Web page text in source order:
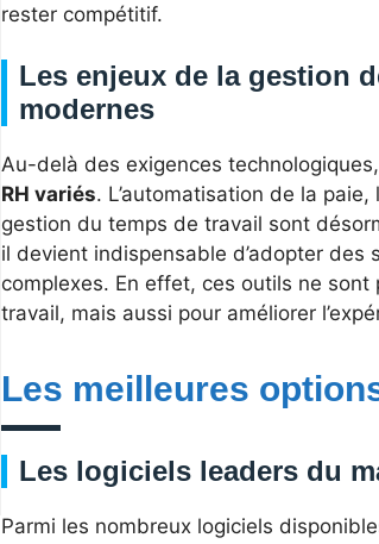
rester compétitif.
Les enjeux de la gestion
modernes
Au-delà des exigences
RH variés. L’automatisation de la
gestion du temps de travail sont
il devient indispensable d’adopter
complexes. En effet, ces outils ne
travail, mais aussi pour améliorer
Les meilleures
Les logiciels leaders du
Parmi les nombreux logiciels